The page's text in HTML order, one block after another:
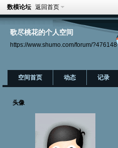
数模论坛 返回首页
歌尽桃花的个人空间
https://www.shumo.com/forum/?476148
空间首页 动态 记录
头像